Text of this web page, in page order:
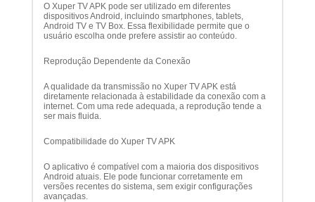
O Xuper TV APK pode ser utilizado em diferentes
dispositivos Android, incluindo smartphones, tablets,
Android TV e TV Box. Essa flexibilidade permite que o
usuário escolha onde prefere assistir ao conteúdo.
Reprodução Dependente da Conexão
A qualidade da transmissão no Xuper TV APK está
diretamente relacionada à estabilidade da conexão com a
internet. Com uma rede adequada, a reprodução tende a
ser mais fluida.
Compatibilidade do Xuper TV APK
O aplicativo é compatível com a maioria dos dispositivos
Android atuais. Ele pode funcionar corretamente em
versões recentes do sistema, sem exigir configurações
avançadas.